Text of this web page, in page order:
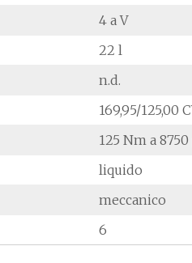
4 a V
22 l
n.d.
169,95/125,00
125 Nm a
liquido
meccanico
6